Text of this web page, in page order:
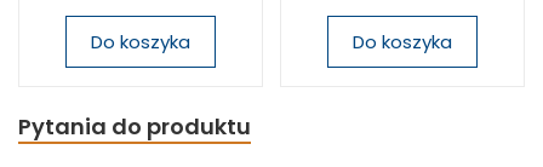
Do koszyka Do koszyka
Pytania do produktu